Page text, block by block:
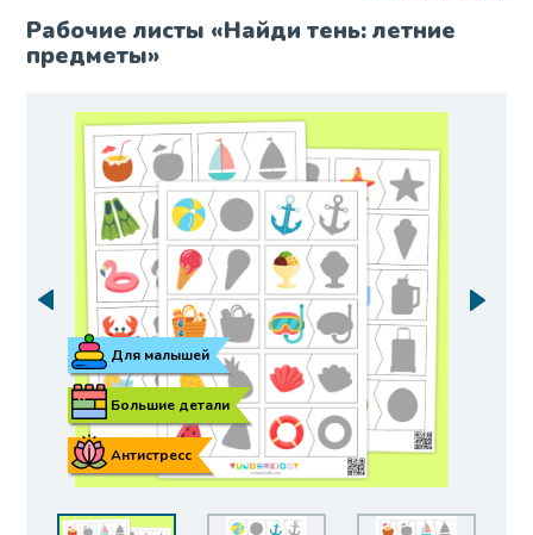
Рабочие листы «Найди тень: летние
предметы»
Антистресс
Большие детали
Для малышей